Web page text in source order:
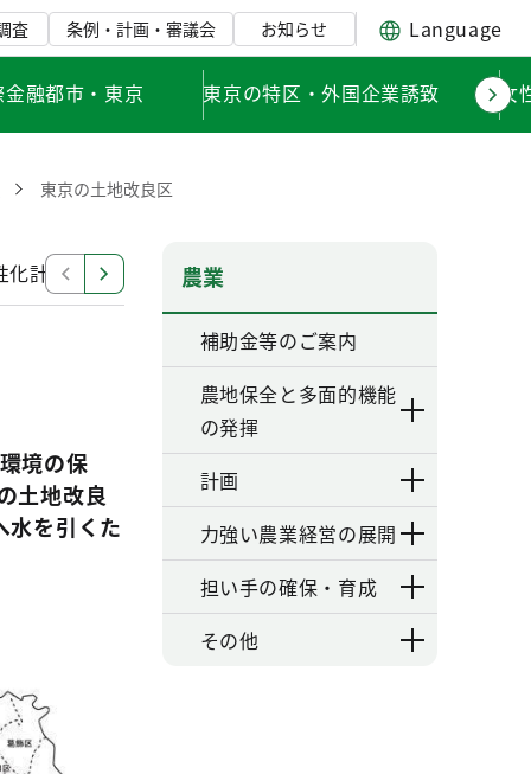
査 条例・計画・審議会 お知らせ Language
融都市・東京 東京の特区・外国企業誘致 女
東京の土地改良区
計画について 農山漁村活性化プロジェクト支援交付
境の保
土地改良
水を引くた
農業
補助金等のご案内
農地保全と多面的機能
の発揮
計画
力強い農業経営の展開
担い手の確保・育成
その他